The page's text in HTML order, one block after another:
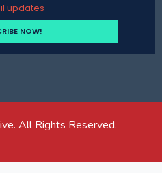
updates
All Rights Reserved.